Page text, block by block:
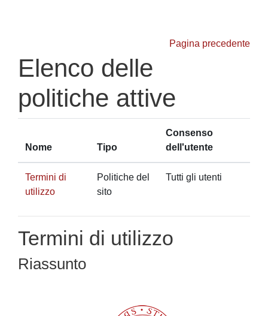
Pagina precedente
Elenco delle
politiche attive
Nome Tipo
Consenso
dell'utente
Termini di
utilizzo
Politiche del
sito
Tutti gli utenti
Termini di utilizzo
Riassunto